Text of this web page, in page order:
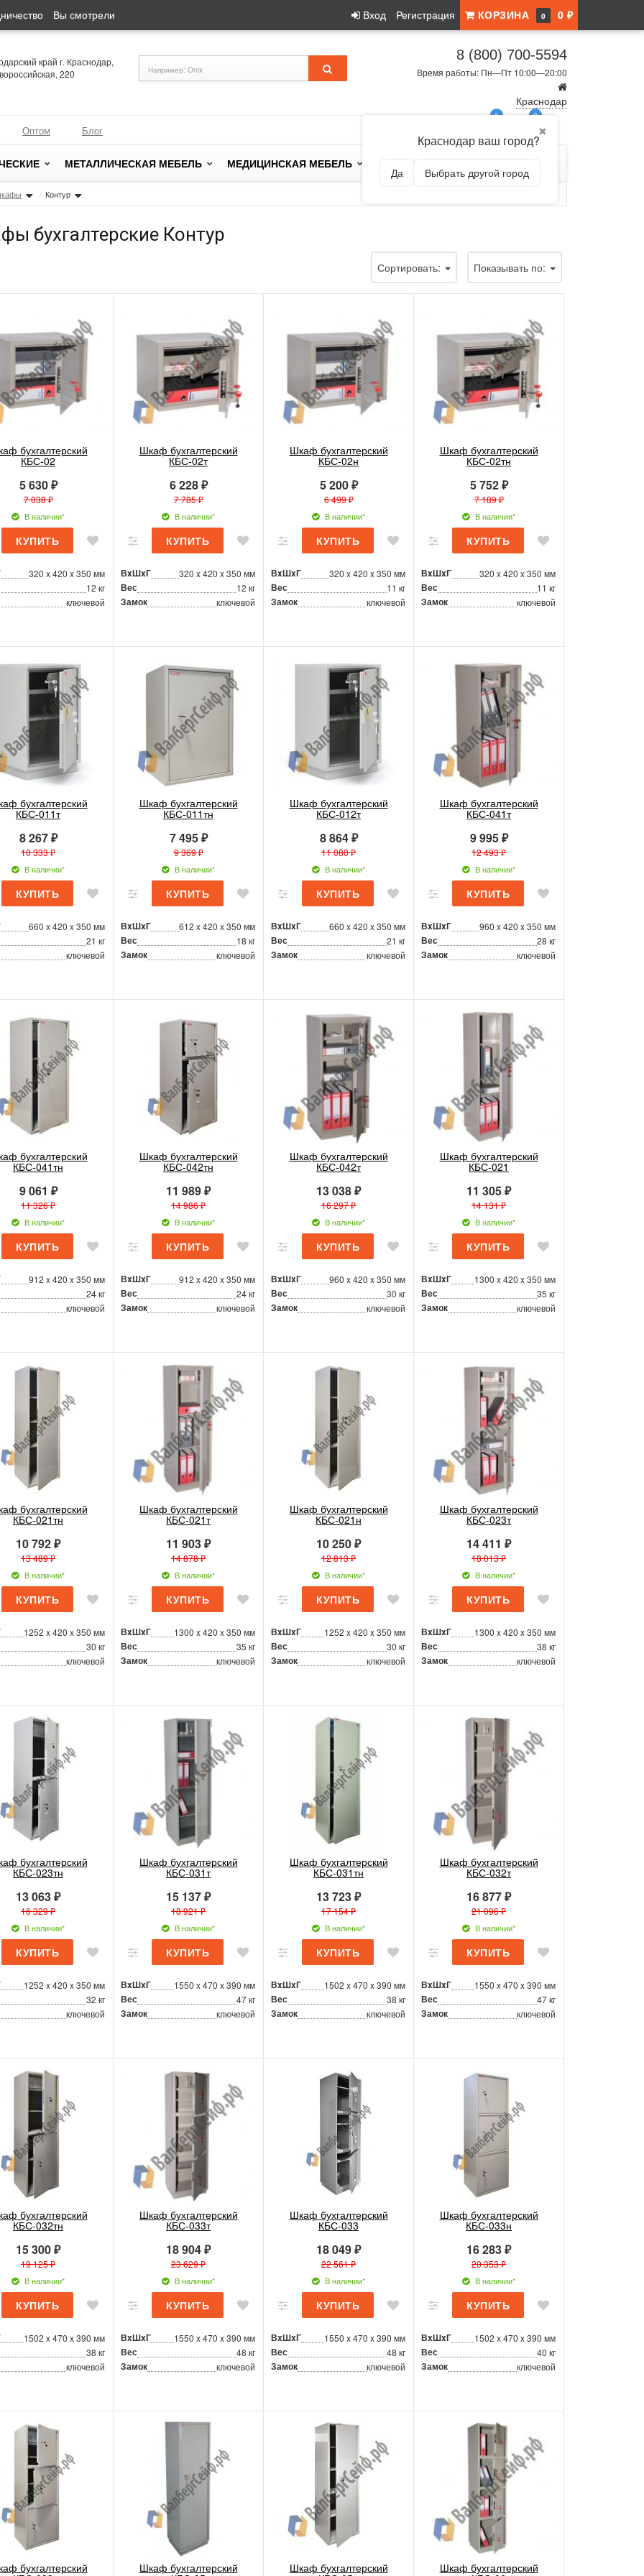
Вы смотрели Вход Регистрация КОРЗИНА 0 0 ₽
край г. Краснодар,
220
8 (800) 700-5594
Время работы: Пн—Пт 10:00—20:00
Краснодар
✖
Краснодар ваш город?
Да Выбрать другой город
Оптом Блог
0 0
МЕТАЛЛИЧЕСКАЯ МЕБЕЛЬ МЕДИЦИНСКАЯ МЕБЕЛЬ
/ Контур
бухгалтерские Контур
Сортировать: Показывать по:
бухгалтерский
КБС-02
5 630 ₽
7 038 ₽
В наличии*
320 x 420 x 350 мм
12 кг
ключевой
Шкаф бухгалтерский
КБС-02т
6 228 ₽
7 785 ₽
В наличии*
ВxШxГ 320 x 420 x 350 мм
Вес 12 кг
Замок ключевой
Шкаф бухгалтерский
КБС-02н
5 200 ₽
6 499 ₽
В наличии*
ВxШxГ 320 x 420 x 350 мм
Вес 11 кг
Замок ключевой
Шкаф бухгалтерский
КБС-02тн
5 752 ₽
7 189 ₽
В наличии*
ВxШxГ 320 x 420 x 350 мм
Вес 11 кг
Замок ключевой
бухгалтерский
КБС-011т
8 267 ₽
10 333 ₽
В наличии*
660 x 420 x 350 мм
21 кг
ключевой
Шкаф бухгалтерский
КБС-011тн
7 495 ₽
9 369 ₽
В наличии*
ВxШxГ 612 x 420 x 350 мм
Вес 18 кг
Замок ключевой
Шкаф бухгалтерский
КБС-012т
8 864 ₽
11 080 ₽
В наличии*
ВxШxГ 660 x 420 x 350 мм
Вес 21 кг
Замок ключевой
Шкаф бухгалтерский
КБС-041т
9 995 ₽
12 493 ₽
В наличии*
ВxШxГ 960 x 420 x 350 мм
Вес 28 кг
Замок ключевой
бухгалтерский
КБС-041тн
9 061 ₽
11 326 ₽
В наличии*
912 x 420 x 350 мм
24 кг
ключевой
Шкаф бухгалтерский
КБС-042тн
11 989 ₽
14 986 ₽
В наличии*
ВxШxГ 912 x 420 x 350 мм
Вес 24 кг
Замок ключевой
Шкаф бухгалтерский
КБС-042т
13 038 ₽
16 297 ₽
В наличии*
ВxШxГ 960 x 420 x 350 мм
Вес 30 кг
Замок ключевой
Шкаф бухгалтерский
КБС-021
11 305 ₽
14 131 ₽
В наличии*
ВxШxГ 1300 x 420 x 350 мм
Вес 35 кг
Замок ключевой
бухгалтерский
КБС-021тн
10 792 ₽
13 489 ₽
В наличии*
1252 x 420 x 350 мм
30 кг
ключевой
Шкаф бухгалтерский
КБС-021т
11 903 ₽
14 878 ₽
В наличии*
ВxШxГ 1300 x 420 x 350 мм
Вес 35 кг
Замок ключевой
Шкаф бухгалтерский
КБС-021н
10 250 ₽
12 813 ₽
В наличии*
ВxШxГ 1252 x 420 x 350 мм
Вес 30 кг
Замок ключевой
Шкаф бухгалтерский
КБС-023т
14 411 ₽
18 013 ₽
В наличии*
ВxШxГ 1300 x 420 x 350 мм
Вес 38 кг
Замок ключевой
бухгалтерский
КБС-023тн
13 063 ₽
16 329 ₽
В наличии*
1252 x 420 x 350 мм
32 кг
ключевой
Шкаф бухгалтерский
КБС-031т
15 137 ₽
18 921 ₽
В наличии*
ВxШxГ 1550 x 470 x 390 мм
Вес 47 кг
Замок ключевой
Шкаф бухгалтерский
КБС-031тн
13 723 ₽
17 154 ₽
В наличии*
ВxШxГ 1502 x 470 x 390 мм
Вес 38 кг
Замок ключевой
Шкаф бухгалтерский
КБС-032т
16 877 ₽
21 096 ₽
В наличии*
ВxШxГ 1550 x 470 x 390 мм
Вес 47 кг
Замок ключевой
бухгалтерский
КБС-032тн
15 300 ₽
19 125 ₽
В наличии*
1502 x 470 x 390 мм
38 кг
ключевой
Шкаф бухгалтерский
КБС-033т
18 904 ₽
23 629 ₽
В наличии*
ВxШxГ 1550 x 470 x 390 мм
Вес 48 кг
Замок ключевой
Шкаф бухгалтерский
КБС-033
18 049 ₽
22 561 ₽
В наличии*
ВxШxГ 1550 x 470 x 390 мм
Вес 48 кг
Замок ключевой
Шкаф бухгалтерский
КБС-033н
16 283 ₽
20 353 ₽
В наличии*
ВxШxГ 1502 x 470 x 390 мм
Вес 40 кг
Замок ключевой
бухгалтерский Шкаф бухгалтерский Шкаф бухгалтерский Шкаф бухгалтерский